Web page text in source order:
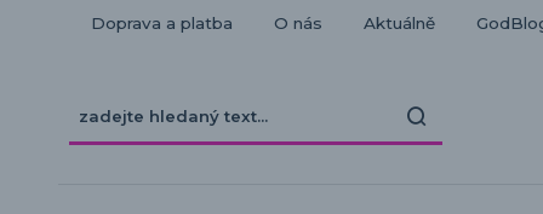
Doprava a platba O nás Aktuálně